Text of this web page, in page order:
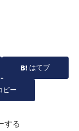
はてブ
ピー
する